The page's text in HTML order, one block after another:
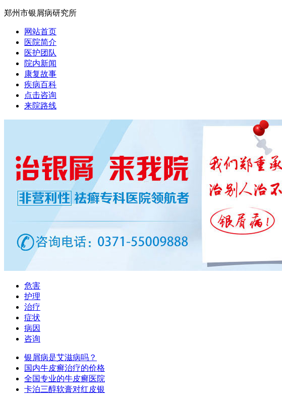
郑州市银屑病研究所
网站首页
医院简介
医护团队
院内新闻
康复故事
疾病百科
点击咨询
来院路线
危害
护理
治疗
症状
病因
咨询
银屑病是艾滋病吗？
国内牛皮癣治疗的价格
全国专业的牛皮癣医院
卡泊三醇软膏对红皮银